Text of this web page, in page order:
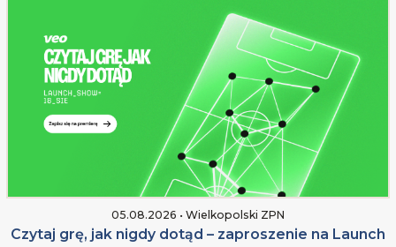
05.08.2026 • Wielkopolski ZPN
Czytaj grę, jak nigdy dotąd – zaproszenie na Launch